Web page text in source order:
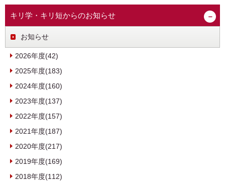
キリ学・キリ短からのお知らせ
お知らせ
2026年度(42)
2025年度(183)
2024年度(160)
2023年度(137)
2022年度(157)
2021年度(187)
2020年度(217)
2019年度(169)
2018年度(112)